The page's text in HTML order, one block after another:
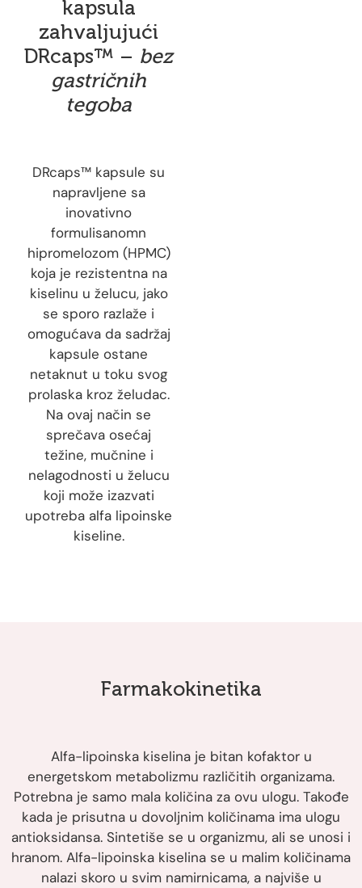
kapsula
zahvaljujući
DRcaps™ – bez
gastričnih
tegoba
DRcaps™ kapsule su
napravljene sa
inovativno
formulisanomn
hipromelozom (HPMC)
koja je rezistentna na
kiselinu u želucu, jako
se sporo razlaže i
omogućava da sadržaj
kapsule ostane
netaknut u toku svog
prolaska kroz želudac.
Na ovaj način se
sprečava osećaj
težine, mučnine i
nelagodnosti u želucu
koji može izazvati
upotreba alfa lipoinske
kiseline.
Farmakokinetika
Alfa-lipoinska kiselina je bitan kofaktor u
energetskom metabolizmu različitih organizama.
Potrebna je samo mala količina za ovu ulogu. Takođe
kada je prisutna u dovoljnim količinama ima ulogu
antioksidansa. Sintetiše se u organizmu, ali se unosi i
hranom. Alfa-lipoinska kiselina se u malim količinama
nalazi skoro u svim namirnicama, a najviše u